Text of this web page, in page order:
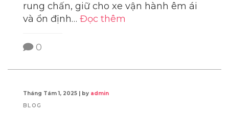
rung chấn, giữ cho xe vận hành êm ái
và ổn định… Đọc thêm
0
Tháng Tám 1, 2025 | by admin
BLOG